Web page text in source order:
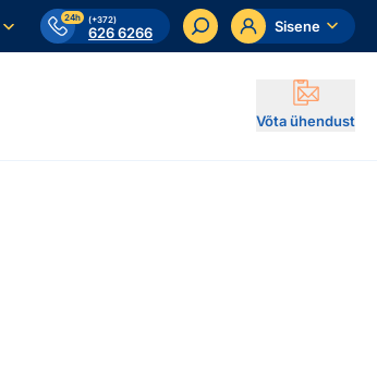
24h (+372)
626 6266 Sisene
Võta ühendust